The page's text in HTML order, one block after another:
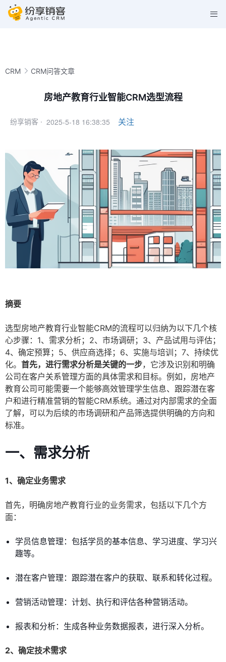
CRM CRM问答文章
房地产教育行业智能CRM选型流程
纷享销客 · 2025-5-18 16:38:35 关注
摘要
选型房地产教育行业智能CRM的流程可以归纳为以下几个核
心步骤：1、需求分析；2、市场调研；3、产品试用与评估；
4、确定预算；5、供应商选择；6、实施与培训；7、持续优
化。 首先，进行需求分析是关键的一步，它涉及识别和明确
公司在客户关系管理方面的具体需求和目标。例如，房地产
教育公司可能需要一个能够高效管理学生信息、跟踪潜在客
户和进行精准营销的智能CRM系统。通过对内部需求的全面
了解，可以为后续的市场调研和产品筛选提供明确的方向和
标准。
一、需求分析
1、确定业务需求
首先，明确房地产教育行业的业务需求，包括以下几个方
面：
学员信息管理：包括学员的基本信息、学习进度、学习兴
趣等。
潜在客户管理：跟踪潜在客户的获取、联系和转化过程。
营销活动管理：计划、执行和评估各种营销活动。
报表和分析：生成各种业务数据报表，进行深入分析。
2、确定技术需求